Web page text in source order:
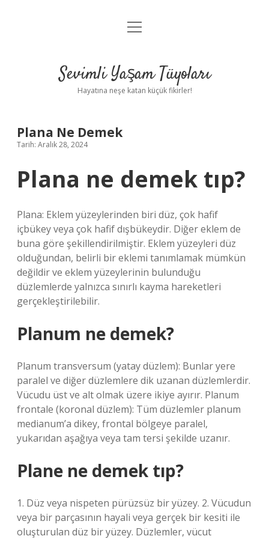
Anasayfa
Yasal Uyarı
menüyü
Sevimli Yaşam Tüyoları
Hayatına neşe katan küçük fikirler!
Plana Ne Demek
Tarih: Aralık 28, 2024
Plana ne demek tıp?
Plana: Eklem yüzeylerinden biri düz, çok hafif
içbükey veya çok hafif dışbükeydir. Diğer eklem de
buna göre şekillendirilmiştir. Eklem yüzeyleri düz
olduğundan, belirli bir eklemi tanımlamak mümkün
değildir ve eklem yüzeylerinin bulunduğu
düzlemlerde yalnızca sınırlı kayma hareketleri
gerçekleştirilebilir.
Planum ne demek?
Planum transversum (yatay düzlem): Bunlar yere
paralel ve diğer düzlemlere dik uzanan düzlemlerdir.
Vücudu üst ve alt olmak üzere ikiye ayırır. Planum
frontale (koronal düzlem): Tüm düzlemler planum
medianum’a dikey, frontal bölgeye paralel,
yukarıdan aşağıya veya tam tersi şekilde uzanır.
Plane ne demek tıp?
1. Düz veya nispeten pürüzsüz bir yüzey. 2. Vücudun
veya bir parçasının hayali veya gerçek bir kesiti ile
oluşturulan düz bir yüzey. Düzlemler, vücut